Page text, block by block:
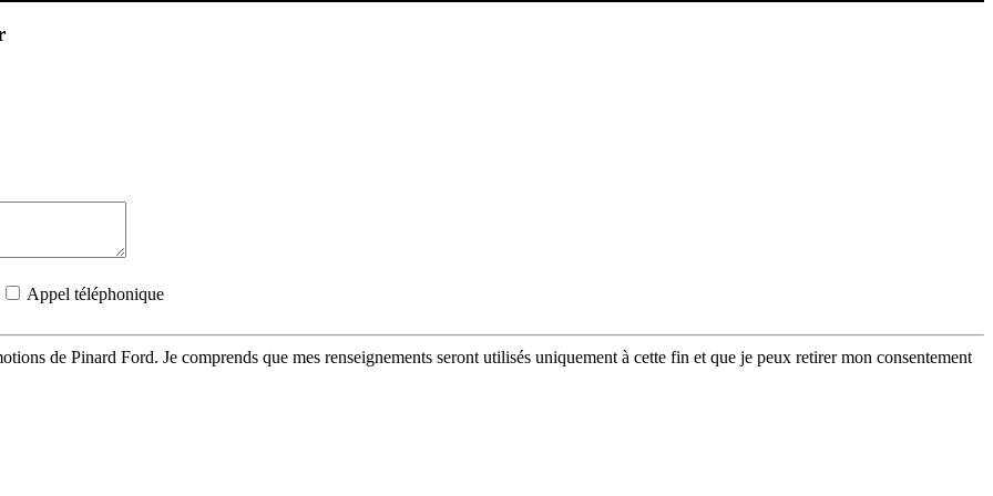
Appel téléphonique
de Pinard Ford. Je comprends que mes renseignements seront utilisés uniquement à cette fin et que je peux retirer mon consentement